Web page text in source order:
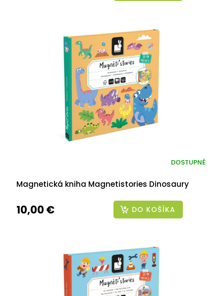
Magnetická kniha Magnetistories Dinosaury
DOSTUPNÉ
10,00 € DO KOŠÍKA